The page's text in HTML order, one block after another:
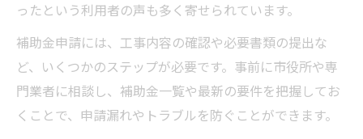
ったという利用者の声も多く寄せられています。
補助金申請には、工事内容の確認や必要書類の提出な
ど、いくつかのステップが必要です。事前に市役所や専
門業者に相談し、補助金一覧や最新の要件を把握してお
くことで、申請漏れやトラブルを防ぐことができます。